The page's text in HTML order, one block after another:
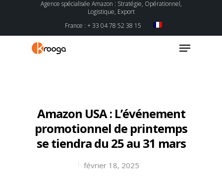
Agence spécialisée Amazon : Stratégie, Opérationnel,
Logistique, Export
France : + 33 04 78 52 38 15
Amazon USA : L’événement
promotionnel de printemps
se tiendra du 25 au 31 mars
février 18, 2025